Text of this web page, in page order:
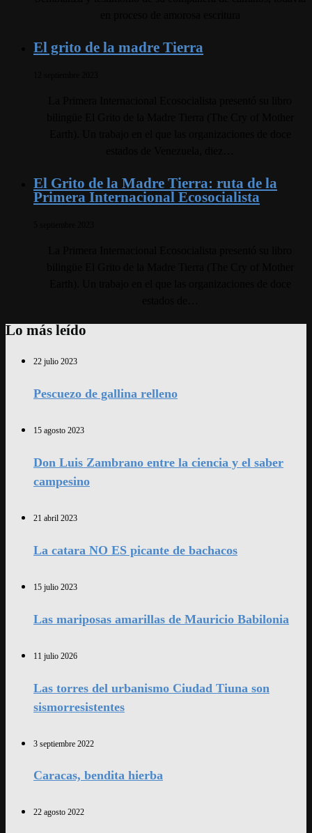
El grito de la madre Tierra
El Grito de la Madre Tierra: ruta de la
Primera Internacional Ecosocialista
Lo más leído
22 julio 2023
Pescuezo de gallina relleno
15 agosto 2023
Don Luis Zambrano entre la ciencia y el saber
campesino
21 abril 2023
La catara NO ES picante de bachacos
15 julio 2023
Las mariposas amarillas de Mauricio Babilonia
11 julio 2026
Las torres del urbanismo Ciudad Tiuna son
sismorresistentes
3 septiembre 2022
Caracas, bendita hierba
22 agosto 2022